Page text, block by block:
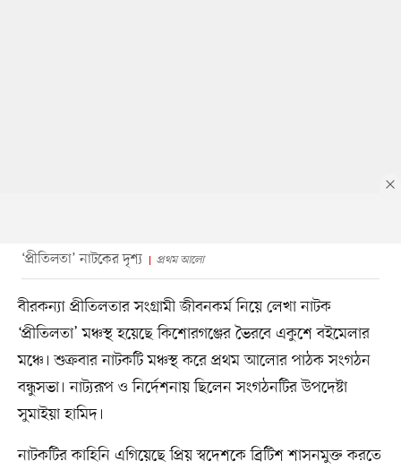
‘প্রীতিলতা’ নাটকের দৃশ্য প্রথম আলো
বীরকন্যা প্রীতিলতার সংগ্রামী জীবনকর্ম নিয়ে লেখা নাটক
‘প্রীতিলতা’ মঞ্চস্থ হয়েছে কিশোরগঞ্জের ভৈরবে একুশে বইমেলার
মঞ্চে। শুক্রবার নাটকটি মঞ্চস্থ করে প্রথম আলোর পাঠক সংগঠন
বন্ধুসভা। নাট্যরূপ ও নির্দেশনায় ছিলেন সংগঠনটির উপদেষ্টা
সুমাইয়া হামিদ।
নাটকটির কাহিনি এগিয়েছে প্রিয় স্বদেশকে ব্রিটিশ শাসনমুক্ত করতে